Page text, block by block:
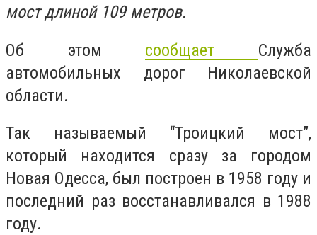
мост длиной 109 метров.
Об этом сообщает Служба
автомобильных дорог Николаевской
области.
Так называемый “Троицкий мост”,
который находится сразу за городом
Новая Одесса, был построен в 1958 году и
последний раз восстанавливался в 1988
году.